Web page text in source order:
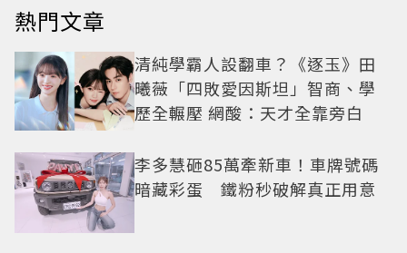
熱門文章
清純學霸人設翻車？《逐玉》田
曦薇「四敗愛因斯坦」智商、學
歷全輾壓 網酸：天才全靠旁白
李多慧砸85萬牽新車！車牌號碼
暗藏彩蛋 鐵粉秒破解真正用意